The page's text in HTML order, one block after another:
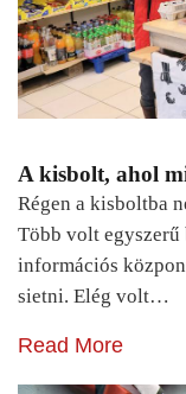
A kisbolt, ahol
Régen a kisboltba
Több volt egyszerű
információs
sietni. Elég volt…
Read More